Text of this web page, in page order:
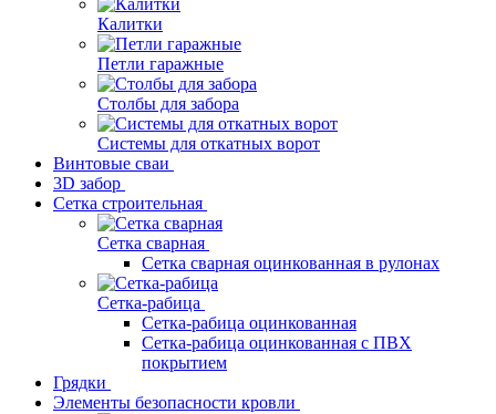
Калитки
Петли гаражные
Столбы для забора
Системы для откатных ворот
Винтовые сваи
3D забор
Сетка строительная
Сетка сварная
Сетка сварная оцинкованная в рулонах
Сетка-рабица
Сетка-рабица оцинкованная
Сетка-рабица оцинкованная с ПВХ
покрытием
Грядки
Элементы безопасности кровли